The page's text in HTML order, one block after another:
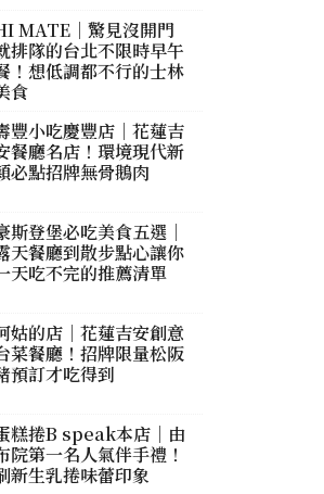
MATE｜驚見沒開門
排隊的台北不限時早午
！想低調都不行的士林
食
豐小吃慶豐店｜花蓮吉
餐廳名店！環境現代新
必點招牌無骨鵝肉
斯登堡必吃美食五選｜
天餐廳到散步點心讓你
天吃不完的推薦清單
姑的店｜花蓮吉安創意
菜餐廳！招牌限量松阪
預訂才吃得到
糕捲B speak本店｜由
院第一名人氣伴手禮！
新生乳捲味蕾印象